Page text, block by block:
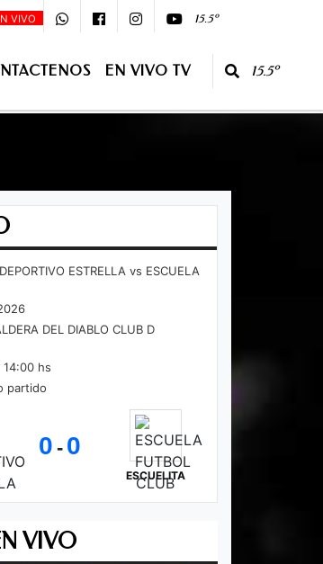
Edición - 10:00 - 13:00 Segunda Edición -
VIVO 15.5º
EN VIVO TV 15.5º
ESTRELLA vs ESCUELA
DEL DIABLO CLUB D
14:00 hs
partido
0 - 0
ESCUELITA
VIVO